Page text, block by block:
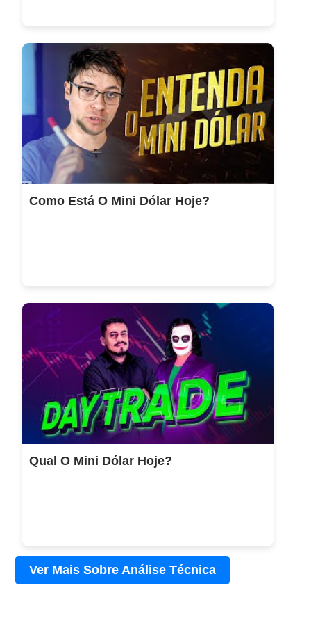
Como Está O Mini Dólar Hoje?
Qual O Mini Dólar Hoje?
Ver Mais Sobre Análise Técnica